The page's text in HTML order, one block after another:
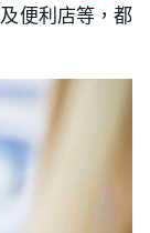
便利店等，都